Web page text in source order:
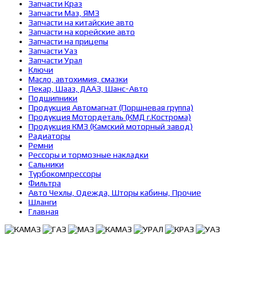
Запчасти Краз
Запчасти Маз, ЯМЗ
Запчасти на китайские авто
Запчасти на корейские авто
Запчасти на прицепы
Запчасти Уаз
Запчасти Урал
Ключи
Масло, автохимия, смазки
Пекар, Шааз, ДААЗ, Шанс-Авто
Подшипники
Продукция Автомагнат (Поршневая группа)
Продукция Мотордеталь (КМД г.Кострома)
Продукция КМЗ (Камский моторный завод)
Радиаторы
Ремни
Рессоры и тормозные накладки
Сальники
Турбокомпрессоры
Фильтра
Авто Чехлы, Одежда, Шторы кабины, Прочие
Шланги
Главная